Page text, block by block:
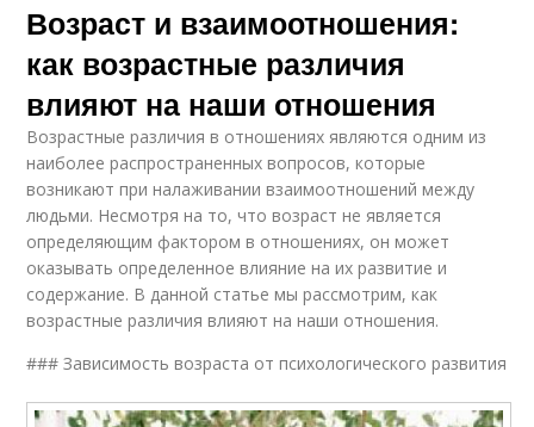
Возраст и взаимоотношения:
как возрастные различия
влияют на наши отношения
Возрастные различия в отношениях являются одним из
наиболее распространенных вопросов, которые
возникают при налаживании взаимоотношений между
людьми. Несмотря на то, что возраст не является
определяющим фактором в отношениях, он может
оказывать определенное влияние на их развитие и
содержание. В данной статье мы рассмотрим, как
возрастные различия влияют на наши отношения.
### Зависимость возраста от психологического развития